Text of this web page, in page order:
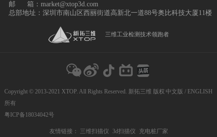
三维工业检测技术领跑者
邮
箱：market@xtop3d.com
总部地址：深圳市南山区西丽街道高新北一道88号奥比科技大厦11楼
Copyright © 2013-2021 XTOP. All Rights Reserved. 新拓三维 版权
所有
粤ICP备18034042号
中文版 / ENGLISH
友情链接： 三维扫描仪 3d扫描仪 充电桩厂家